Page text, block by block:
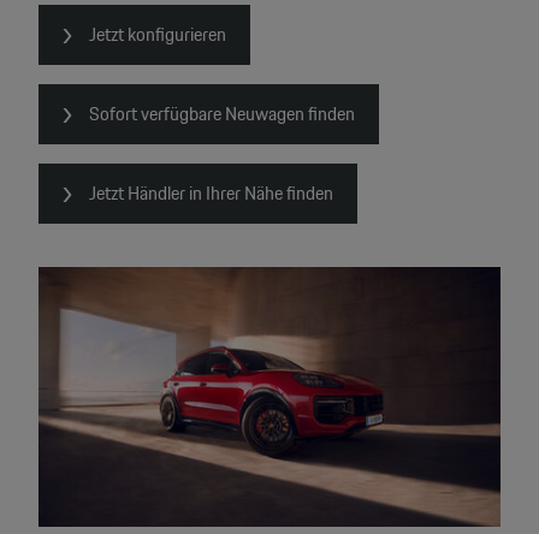
Jetzt konfigurieren
Sofort verfügbare Neuwagen finden
Jetzt Händler in Ihrer Nähe finden